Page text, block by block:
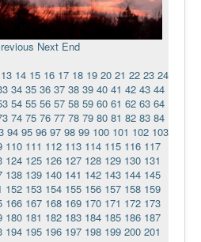
Next End
13 14 15 16 17 18 19 20 21 22 23 24
34 35 36 37 38 39 40 41 42 43 44
54 55 56 57 58 59 60 61 62 63 64
74 75 76 77 78 79 80 81 82 83 84
94 95 96 97 98 99 100 101 102 103
110 111 112 113 114 115 116 117
124 125 126 127 128 129 130 131
138 139 140 141 142 143 144 145
152 153 154 155 156 157 158 159
166 167 168 169 170 171 172 173
180 181 182 183 184 185 186 187
194 195 196 197 198 199 200 201